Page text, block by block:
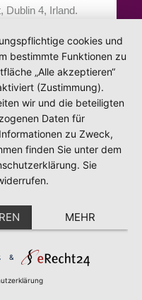
Dublin 4, Irland.
Google Maps ist
zu speichern. Diese
an einen Server
und dort
Seite hat keinen
Wenn Google
zum Zwecke der
Google
von Google
und Schriftarten
erfolgt im Interesse
unserer Online-
cookies und
bestimmte Funktionen zu
„Alle akzeptieren“
(Zustimmung).
wir und die beteiligten
Daten für
zu Zweck,
finden Sie unter dem
Sie
MEHR
&